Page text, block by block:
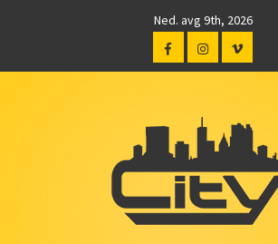
Ned. avg 9th, 2026